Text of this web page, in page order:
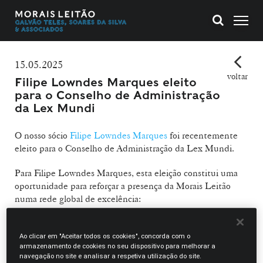
15.05.2025
Filipe Lowndes Marques eleito
para o Conselho de Administração
da Lex Mundi
voltar
O nosso sócio Filipe Lowndes Marques foi recentemente
eleito para o Conselho de Administração da Lex Mundi.
Para Filipe Lowndes Marques, esta eleição constitui uma
oportunidade para reforçar a presença da Morais Leitão
numa rede global de excelência:
integrar o conselho de administração da Lex Mundi, a principal
associação mundial de sociedades de advogados independentes. A
Ao clicar em "Aceitar todos os cookies", concorda com o
armazenamento de cookies no seu dispositivo para melhorar a
navegação no site e analisar a respetiva utilização do site.